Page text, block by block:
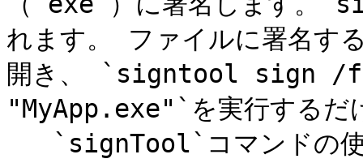
れます。 ファイルに署名
開き、 `signtool sign /f
"MyApp.exe"`を実行するだ